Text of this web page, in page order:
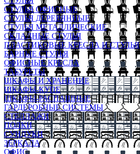
СТУЛЬЯ ОФИСНЫЕ
СТУЛЬЯ ДЕРЕВЯННЫЕ
СТУЛЬЯ МЕТАЛЛИЧЕСКИЕ
СКЛАДНЫЕ СТУЛЬЯ
ПЛАСТИКОВЫЕ КРЕСЛА И СТУЛЬЯ
БАРНЫЕ СТУЛЬЯ
ОФИСНЫЕ КРЕСЛА
ТАБУРЕТЫ
ШКАФЫ И ХРАНЕНИЕ
ШКАФЫ-КУПЕ
ШКАФЫ-РАСПАШНЫЕ
ГАРДЕРОБНЫЕ СИСТЕМЫ
СТЕЛЛАЖИ
ПОЛКИ
СУНДУКИ
ЗЕРКАЛА
ОФИС